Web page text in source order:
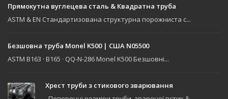
Прямокутна вуглецева сталь & Квадратна труба
ASTM & EN Стандартизована структурна порожниста с...
Безшовна труба Monel K500 | США N05500
ASTM B163 · B165 · QQ-N-286 Monel K500 Безшовні...
Хрест труби з стикового зварювання